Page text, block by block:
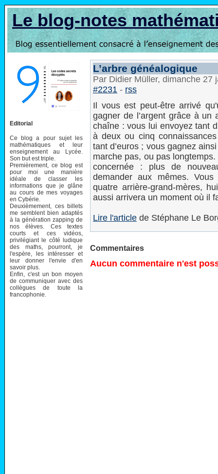
Le blog-notes
Editorial
Ce blog a pour sujet les
mathématiques et leur
enseignement au Lycée.
Son but est triple.
Premièrement, ce blog est
pour moi une manière
idéale de classer les
informations que je glâne
au cours de mes voyages
en Cybérie.
Deuxièmement, ces billets
me semblent bien adaptés
à la génération zapping de
nos élèves. Ces textes
courts et ces vidéos,
privilégiant le côté ludique
des maths, pourront, je
l'espère, les intéresser et
leur donner l'envie d'en
savoir plus.
Enfin, c'est un bon moyen
de communiquer avec des
collègues de toute la
francophonie.
L’arbre généalogique
Par Didier Müller, dimanche 27
#2231 - rss
Il vous est peut-être arrivé
gagner de l’argent grâce à un
chaîne : vous lui envoyez tant
à deux ou cinq
tant d’euros ; vous gagnez
marche pas, ou pas
concernée : plus de
demander aux mêmes.
quatre arrière-grand-mères,
aussi arrivera un moment où il
Lire l'article de Stéphane Le
Commentaires
Aucun commentaire n'est